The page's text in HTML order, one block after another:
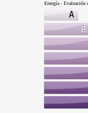
Energía - Evaluación